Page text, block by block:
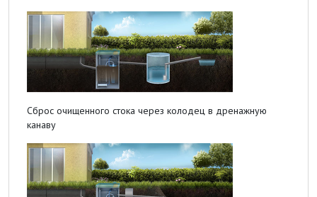
Сброс очищенного стока через колодец в дренажную
канаву